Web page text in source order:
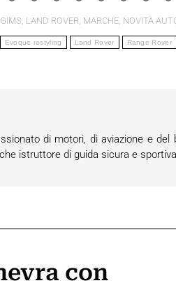
GIMS, LAND ROVER, MARCHE, NOVITÀ
Evoque restyling Land Rover Range Rover
di motori, di aviazione e
istruttore di guida sicura e
con